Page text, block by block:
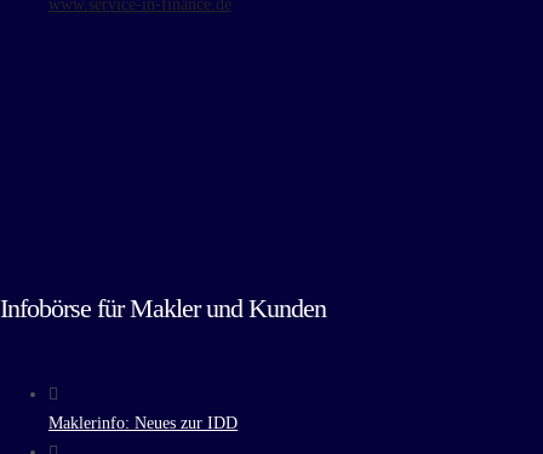
www.service-in-finance.de
Infobörse für Makler und Kunden
Maklerinfo: Neues zur IDD